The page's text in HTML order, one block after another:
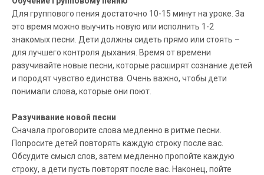
Для группового пения достаточно 10-15 минут на уроке. За
это время можно выучить новую или исполнить 1-2
знакомых песни. Дети должны сидеть прямо или стоять –
для лучшего контроля дыхания. Время от времени
разучивайте новые песни, которые расширят сознание детей
и породят чувство единства. Очень важно, чтобы дети
понимали слова, которые они поют.
Разучивание новой песни
Сначала проговорите слова медленно в ритме песни.
Попросите детей повторять каждую строку после вас.
Обсудите смысл слов, затем медленно пропойте каждую
строку, а дети пусть повторят после вас. Наконец, пойте